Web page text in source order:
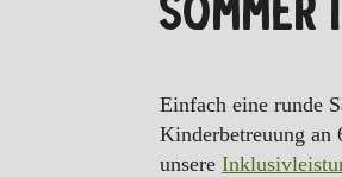
SOMMER
Einfach eine runde
Kinderbetreuung an
unsere